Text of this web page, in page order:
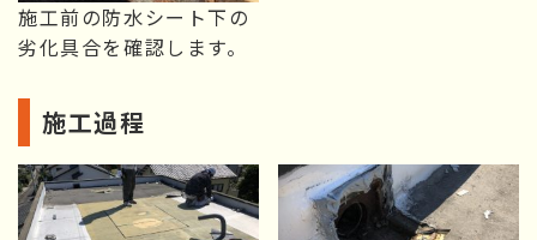
施工前の防水シート下の
劣化具合を確認します。
施工過程